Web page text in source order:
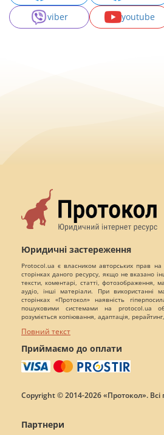
viber
youtube
Юридичні застереження
Protocol.ua є власником авторських прав
сторінках даного ресурсу, якщо не вказано
тексти, коментарі, статті, фотозображення,
аудіо, інші матеріали. При використанні
сторінках «Протокол» наявність
пошуковими системами на protocol.ua
розуміється копіювання, адаптація,
Повний текст
Приймаємо до оплати
Copyright © 2014-2026 «Протокол». Всі
Партнери